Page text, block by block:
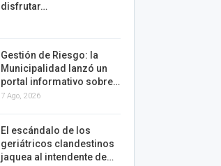
disfrutar…
Gestión de Riesgo: la
Municipalidad lanzó un
portal informativo sobre…
7 Ago, 2026
El escándalo de los
geriátricos clandestinos
jaquea al intendente de…